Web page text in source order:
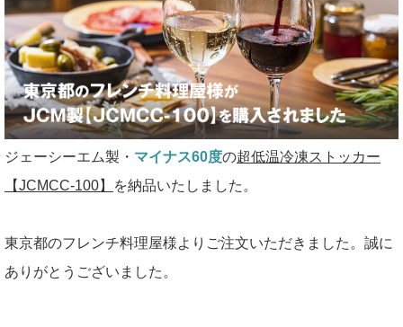
ジェーシーエム製・ マイナス60度の超低温冷凍ストッカー
【JCMCC-100】
を納品いたしました。
東京都のフレンチ料理屋様よりご注文いただきました。誠に
ありがとうございました。